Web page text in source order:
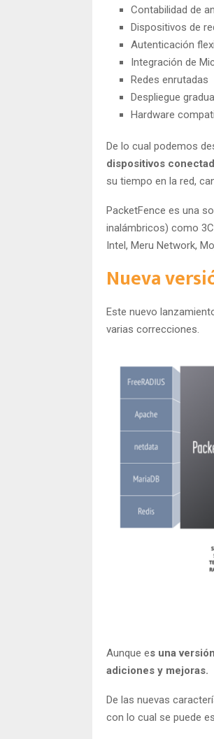
Contabilidad de
Dispositivos de
Autenticación
Integración de
Redes enrutadas
Despliegue
Hardware
De lo cual podemos
dispositivos
su tiempo en la red,
PacketFence es una
inalámbricos) como
Intel, Meru Network,
Nueva
Este nuevo
varias correcciones.
Aunque es una
adiciones y mejoras.
De las nuevas
con lo cual se puede